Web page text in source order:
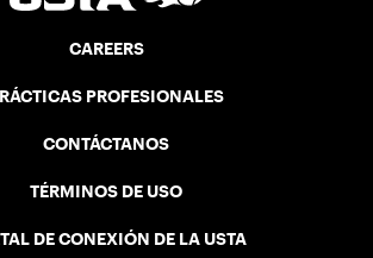
CAREERS
PROFESIONALES
CONTÁCTANOS
TÉRMINOS DE USO
DE CONEXIÓN DE LA USTA